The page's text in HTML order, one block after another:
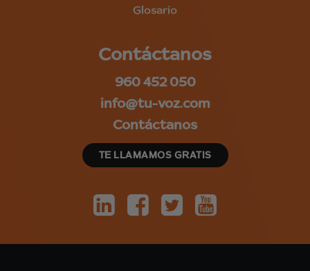
Glosario
Contáctanos
960 452 050
info@tu-voz.com
Contáctanos
TE LLAMAMOS GRATIS